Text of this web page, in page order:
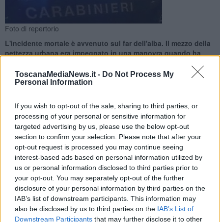
ToscanaMediaNews.it - Do Not Process My
Personal Information
If you wish to opt-out of the sale, sharing to third parties, or
processing of your personal or sensitive information for
targeted advertising by us, please use the below opt-out
section to confirm your selection. Please note that after your
opt-out request is processed you may continue seeing
interest-based ads based on personal information utilized by
us or personal information disclosed to third parties prior to
your opt-out. You may separately opt-out of the further
disclosure of your personal information by third parties on the
IAB’s list of downstream participants. This information may
also be disclosed by us to third parties on the IAB’s List of
Downstream Participants that may further disclose it to other
Foto di repertorio
L'incidente mortale è avvenuto sul far dell'alba. Il mezzo della
nettezza urbana era impegnato in una manovra quando ha
BAGNI DI LUCCA —Investito dal furgone dei rifiuti: cosìha perso
la vitastamani un uomo di 78 anni, vittima dell'incidente mortale
avvenuto sul far dell'alba in piazza Aldo Moro a Bagni di Lucca.
L'anziano era residente a Fornoli ed era molto conosciuto presso la
comunità che dopo quanto accaduto adesso è sotto choc.
Secondo le prime ricostruzioni, il mezzo della nettezza urbana
sarebbe stato intento ad effettuare una manovra in piazza quando
è avvenuto l'impatto risultato fataleper il pedone.